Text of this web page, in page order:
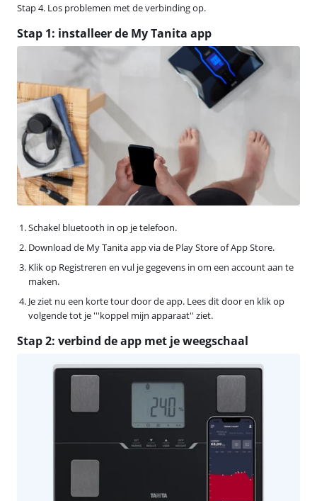
Stap 4. Los problemen met de verbinding op.
Stap 1: installeer de My Tanita app
Schakel bluetooth in op je telefoon.
Download de My Tanita app via de Play Store of App Store.
Klik op Registreren en vul je gegevens in om een account aan te
maken.
Je ziet nu een korte tour door de app. Lees dit door en klik op
volgende tot je '''koppel mijn apparaat'' ziet.
Stap 2: verbind de app met je weegschaal